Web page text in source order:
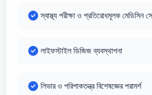
স্বাস্থ্য পরীক্ষা ও প্রতিরোধমূলক মেডিসিন
লাইফস্টাইল ডিজিজ ব্যবস্থাপনা
লিভার ও পরিপাকতন্ত্র বিশেষজ্ঞের পরামর্শ